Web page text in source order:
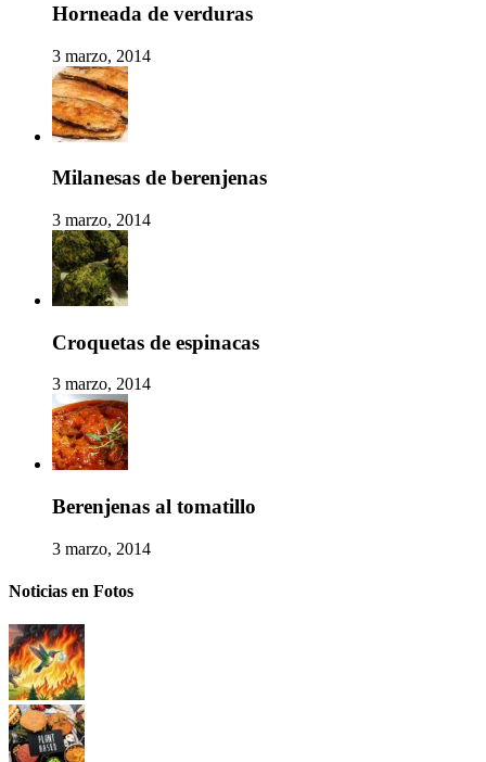
Horneada de verduras
3 marzo, 2014
Milanesas de berenjenas
3 marzo, 2014
Croquetas de espinacas
3 marzo, 2014
Berenjenas al tomatillo
3 marzo, 2014
Noticias en Fotos